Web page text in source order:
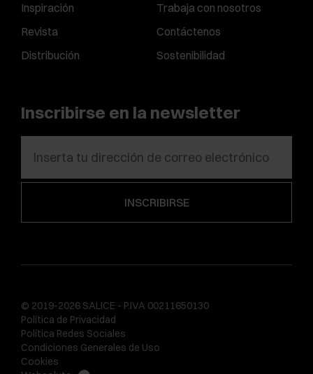
Inspiración
Revista
Distribución
Trabaja con nosotros
Contáctenos
Sostenibilidad
Inscribirse en la newsletter
© 2019-2026 SALICE - P.IVA 00211650130
Política de Privacidad
Política Redes Sociales
Condiciones Generales de Uso
Cookies